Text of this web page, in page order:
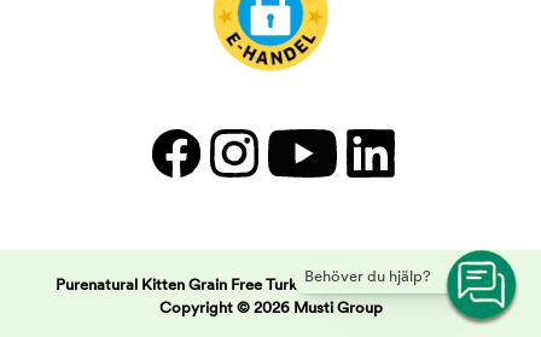
Behöver du hjälp?
Purenatural Kitten Grain Free Turkey & Chicken | Arken Zoo -
Copyright © 2026 Musti Group